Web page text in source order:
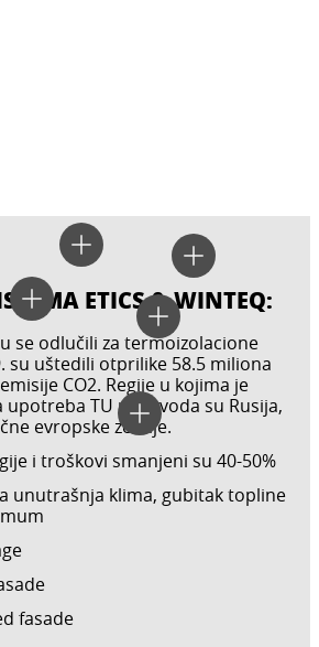
ETICS & WINTEQ:
se odlučili za termoizolacione
su uštedili otprilike 58.5 miliona
CO2. Regije u kojima je
upotreba TU proizvoda su Rusija,
evropske zemlje.
i troškovi smanjeni su 40-50%
unutrašnja klima, gubitak topline
fasade